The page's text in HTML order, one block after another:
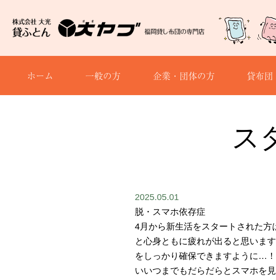
ホーム 一般の方 企業・団体の方 貸布団
ス
2025.05.01
脱・スマホ依存症
4月から新生活をスタートされた
と心身ともに疲れが出ると思いま
をしっかり確保できますように…
いいつまでもだらだらとスマホを